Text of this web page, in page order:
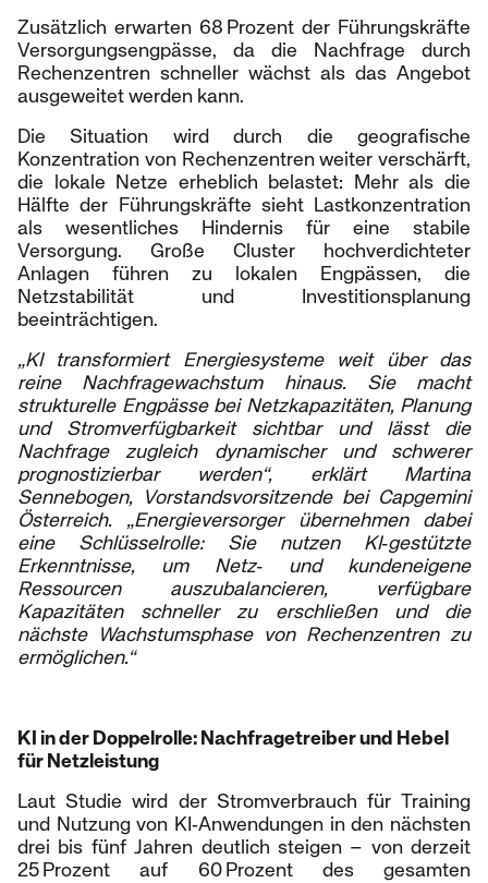
Zusätzlich erwarten 68 Prozent der Führungskräfte
Versorgungsengpässe, da die Nachfrage durch
Rechenzentren schneller wächst als das Angebot
ausgeweitet werden kann.
Die Situation wird durch die geografische
Konzentration von Rechenzentren weiter verschärft,
die lokale Netze erheblich belastet: Mehr als die
Hälfte der Führungskräfte sieht Lastkonzentration
als wesentliches Hindernis für eine stabile
Versorgung. Große Cluster hochverdichteter
Anlagen führen zu lokalen Engpässen, die
Netzstabilität und Investitionsplanung
beeinträchtigen.
„KI transformiert Energiesysteme weit über das
reine Nachfragewachstum hinaus. Sie macht
strukturelle Engpässe bei Netzkapazitäten, Planung
und Stromverfügbarkeit sichtbar und lässt die
Nachfrage zugleich dynamischer und schwerer
prognostizierbar werden“, erklärt Martina
Sennebogen, Vorstandsvorsitzende bei Capgemini
Österreich. „Energieversorger übernehmen dabei
eine Schlüsselrolle: Sie nutzen KI‑gestützte
Erkenntnisse, um Netz‑ und kundeneigene
Ressourcen auszubalancieren, verfügbare
Kapazitäten schneller zu erschließen und die
nächste Wachstumsphase von Rechenzentren zu
ermöglichen.“
KI in der Doppelrolle: Nachfragetreiber und Hebel
für Netzleistung
Laut Studie wird der Stromverbrauch für Training
und Nutzung von KI‑Anwendungen in den nächsten
drei bis fünf Jahren deutlich steigen – von derzeit
25 Prozent auf 60 Prozent des gesamten